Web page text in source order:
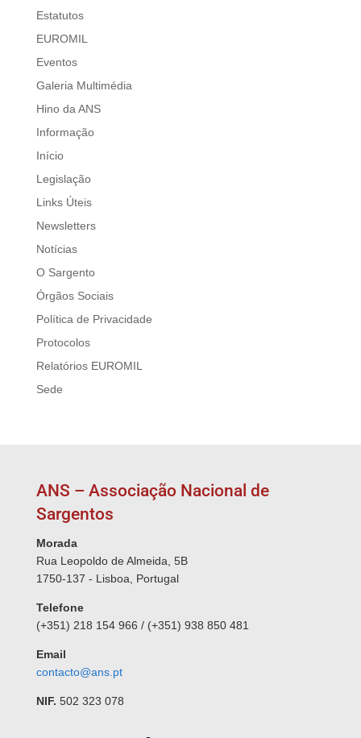
Estatutos
EUROMIL
Eventos
Galeria Multimédia
Hino da ANS
Informação
Início
Legislação
Links Úteis
Newsletters
Notícias
O Sargento
Órgãos Sociais
Política de Privacidade
Protocolos
Relatórios EUROMIL
Sede
ANS – Associação Nacional de
Sargentos
Morada
Rua Leopoldo de Almeida, 5B
1750-137 - Lisboa, Portugal
Telefone
(+351) 218 154 966 / (+351) 938 850 481
Email
contacto@ans.pt
NIF. 502 323 078